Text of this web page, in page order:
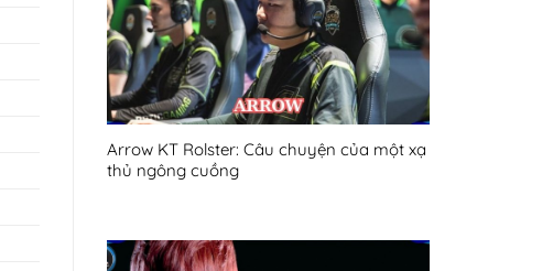
Arrow KT Rolster: Câu chuyện của một xạ
thủ ngông cuồng